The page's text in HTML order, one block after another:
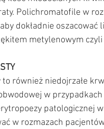
Polichromatofile w
dokładnie
metylenowym czyli
również niedojrzałe
w
patologicznej
w rozmazach